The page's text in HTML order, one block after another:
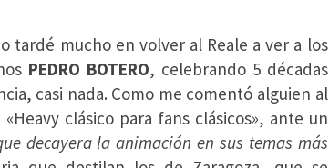
tardé mucho en volver al Reale a ver a los
PEDRO BOTERO, celebrando 5 décadas
casi nada. Como me comentó alguien al
clásico para fans clásicos», ante un
decayera la animación en sus temas más